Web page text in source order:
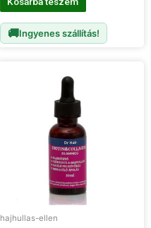
🚚Ingyenes szállítás!
hajhullas-ellen